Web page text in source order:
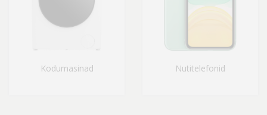
Kodumasinad Nutitelefonid